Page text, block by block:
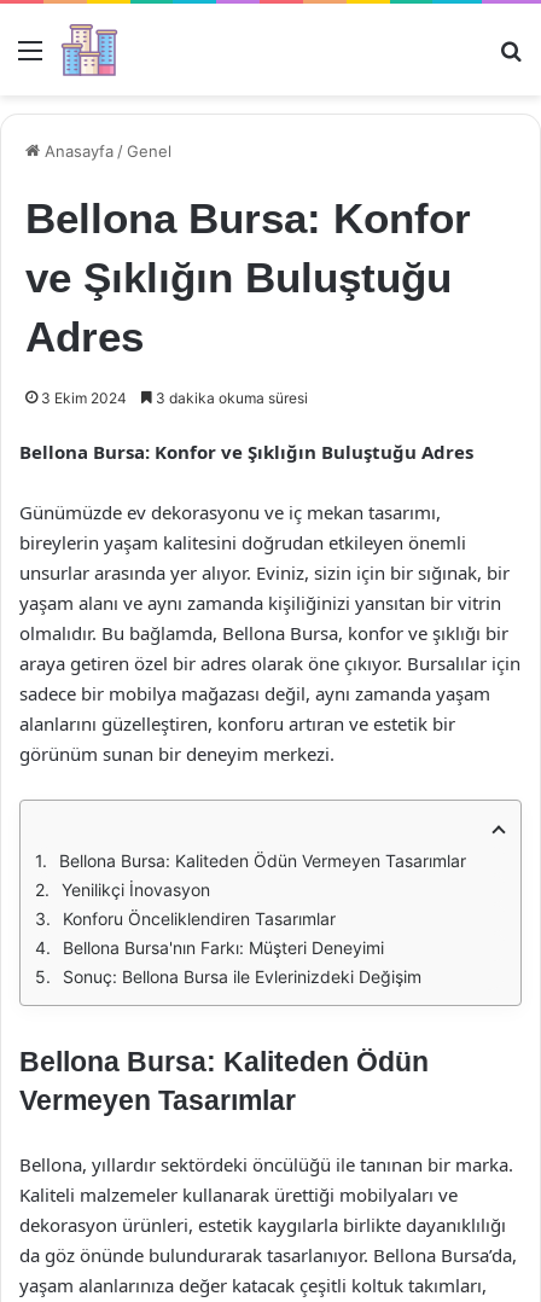
Menü
Anasayfa /Genel
Bellona Bursa: Konfor
ve Şıklığın Buluştuğu
Adres
3 Ekim 2024 3 dakika okuma süresi
Bellona Bursa: Konfor ve Şıklığın Buluştuğu Adres
Günümüzde ev dekorasyonu ve iç mekan tasarımı,
bireylerin yaşam kalitesini doğrudan etkileyen önemli
unsurlar arasında yer alıyor. Eviniz, sizin için bir sığınak, bir
yaşam alanı ve aynı zamanda kişiliğinizi yansıtan bir vitrin
olmalıdır. Bu bağlamda, Bellona Bursa, konfor ve şıklığı bir
araya getiren özel bir adres olarak öne çıkıyor. Bursalılar için
sadece bir mobilya mağazası değil, aynı zamanda yaşam
alanlarını güzelleştiren, konforu artıran ve estetik bir
görünüm sunan bir deneyim merkezi.
Bellona Bursa: Kaliteden Ödün Vermeyen Tasarımlar
Yenilikçi İnovasyon
Konforu Önceliklendiren Tasarımlar
Bellona Bursa'nın Farkı: Müşteri Deneyimi
Sonuç: Bellona Bursa ile Evlerinizdeki Değişim
Bellona Bursa: Kaliteden Ödün
Vermeyen Tasarımlar
Bellona, yıllardır sektördeki öncülüğü ile tanınan bir marka.
Kaliteli malzemeler kullanarak ürettiği mobilyaları ve
dekorasyon ürünleri, estetik kaygılarla birlikte dayanıklılığı
da göz önünde bulundurarak tasarlanıyor. Bellona Bursa’da,
yaşam alanlarınıza değer katacak çeşitli koltuk takımları,